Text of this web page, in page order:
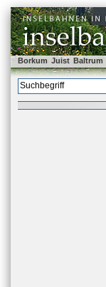
Borkum Juist Baltrum